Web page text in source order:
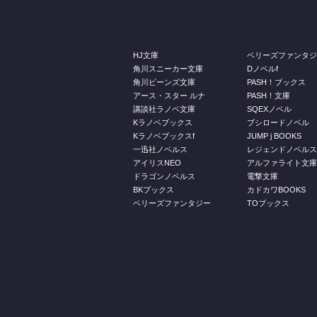
HJ文庫
角川スニーカー文庫
角川ビーンズ文庫
アース・スター ルナ
講談社ラノベ文庫
Kラノベブックス
Kラノベブックスf
一迅社ノベルス
アイリスNEO
ドラゴンノベルス
BKブックス
ベリーズファンタジー
ベリーズファンタ
Dノベルf
PASH！ブックス
PASH！文庫
SQEXノベル
ブシロードノベル
JUMP j BOOKS
レジェンドノベルス
アルファライト文庫
電撃文庫
カドカワBOOKS
TOブックス